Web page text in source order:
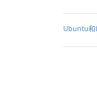
Ubuntu和